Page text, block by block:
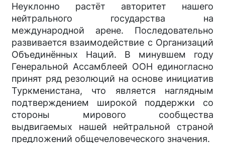
Неуклонно растёт авторитет нашего
нейтрального государства на
международной арене. Последовательно
развивается взаимодействие с Организаций
Объединённых Наций. В минувшем году
Генеральной Ассамблеей ООН единогласно
принят ряд резолюций на основе инициатив
Туркменистана, что является наглядным
подтверждением широкой поддержки со
стороны мирового сообщества
выдвигаемых нашей нейтральной страной
предложений общечеловеческого значения.